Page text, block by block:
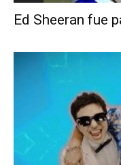
Ed Sheeran fue